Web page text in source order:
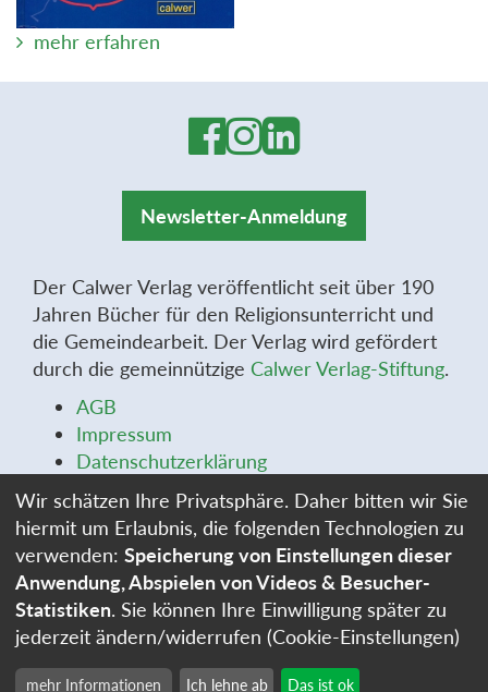
mehr erfahren
Newsletter-Anmeldung
Der Calwer Verlag veröffentlicht seit über 190
Jahren Bücher für den Religionsunterricht und
die Gemeindearbeit. Der Verlag wird gefördert
durch die gemeinnützige Calwer Verlag-Stiftung.
AGB
Impressum
Datenschutzerklärung
Widerrufsbelehrung
Widerrufsformular
Stellenangebote
Cookie-Einstellungen
Wir schätzen Ihre Privatsphäre. Daher bitten wir Sie
hiermit um Erlaubnis, die folgenden Technologien zu
verwenden: Speicherung von Einstellungen dieser
Anwendung, Abspielen von Videos & Besucher-
Statistiken. Sie können Ihre Einwilligung später zu
jederzeit ändern/widerrufen (Cookie-Einstellungen)
mehr Informationen Ich lehne ab Das ist ok